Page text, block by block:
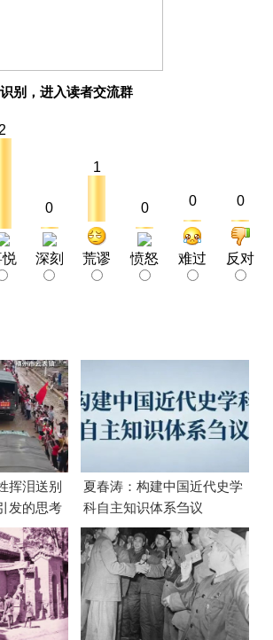
别，进入读者交流群
2
0
深刻
1
荒谬
0
愤怒
0
难过
0
反对
挥泪送别
发的思考
夏春涛：构建中国近代史学
科自主知识体系刍议